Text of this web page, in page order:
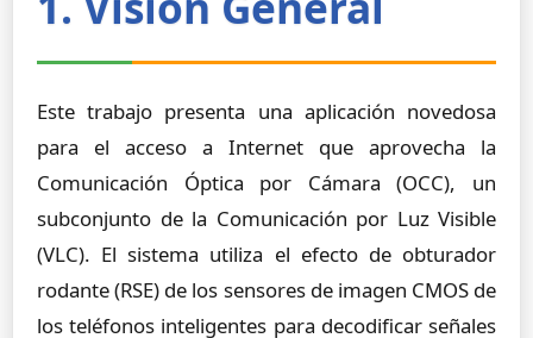
Este trabajo presenta una aplicación novedosa
para el acceso a Internet que aprovecha la
Comunicación Óptica por Cámara (OCC), un
subconjunto de la Comunicación por Luz Visible
(VLC). El sistema utiliza el efecto de obturador
rodante (RSE) de los sensores de imagen CMOS de
los teléfonos inteligentes para decodificar señales